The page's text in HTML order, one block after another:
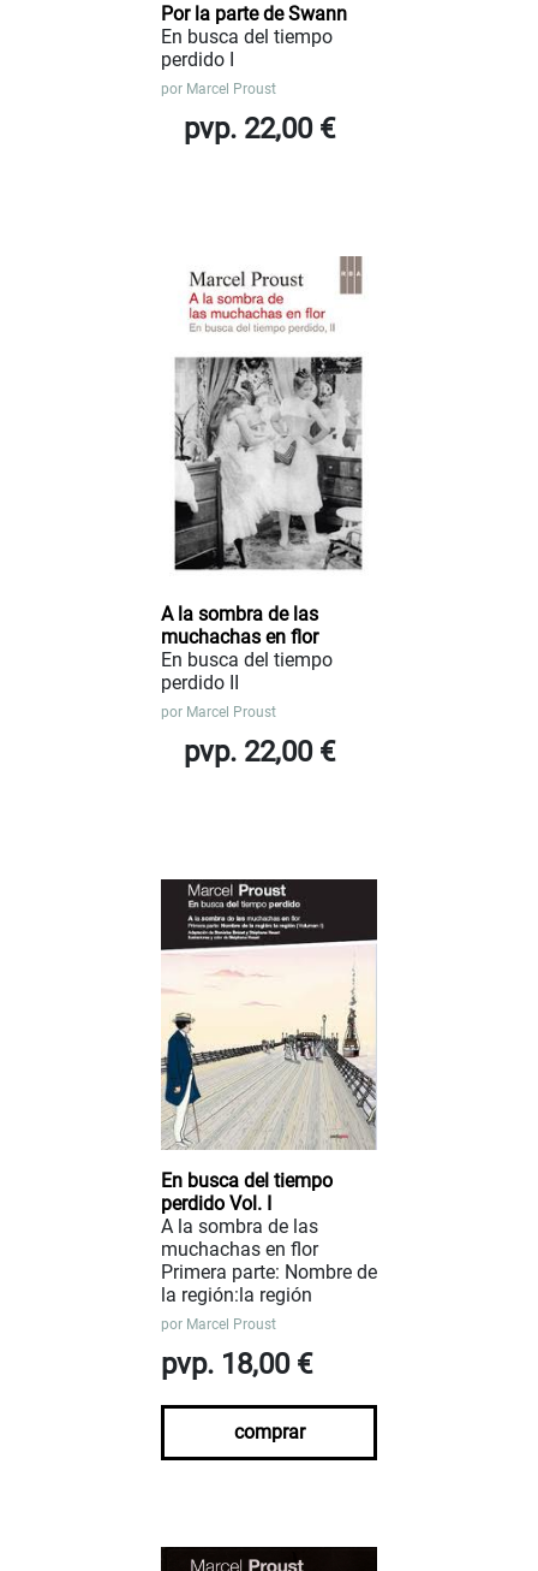
Por la parte de Swann
En busca del tiempo
perdido I
por Marcel Proust
pvp. 22,00 €
A la sombra de las
muchachas en flor
En busca del tiempo
perdido II
por Marcel Proust
pvp. 22,00 €
En busca del tiempo
perdido Vol. I
A la sombra de las
muchachas en flor
Primera parte: Nombre de
la región:la región
por Marcel Proust
pvp. 18,00 €
comprar